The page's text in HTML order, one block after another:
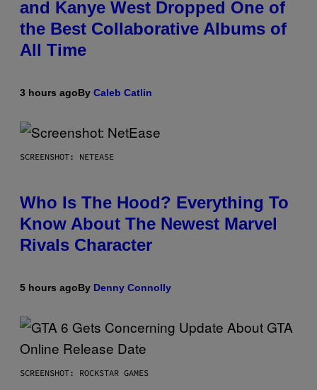
and Kanye West Dropped One of
the Best Collaborative Albums of
All Time
3 hours agoBy Caleb Catlin
SCREENSHOT: NETEASE
Who Is The Hood? Everything To
Know About The Newest Marvel
Rivals Character
5 hours agoBy Denny Connolly
SCREENSHOT: ROCKSTAR GAMES